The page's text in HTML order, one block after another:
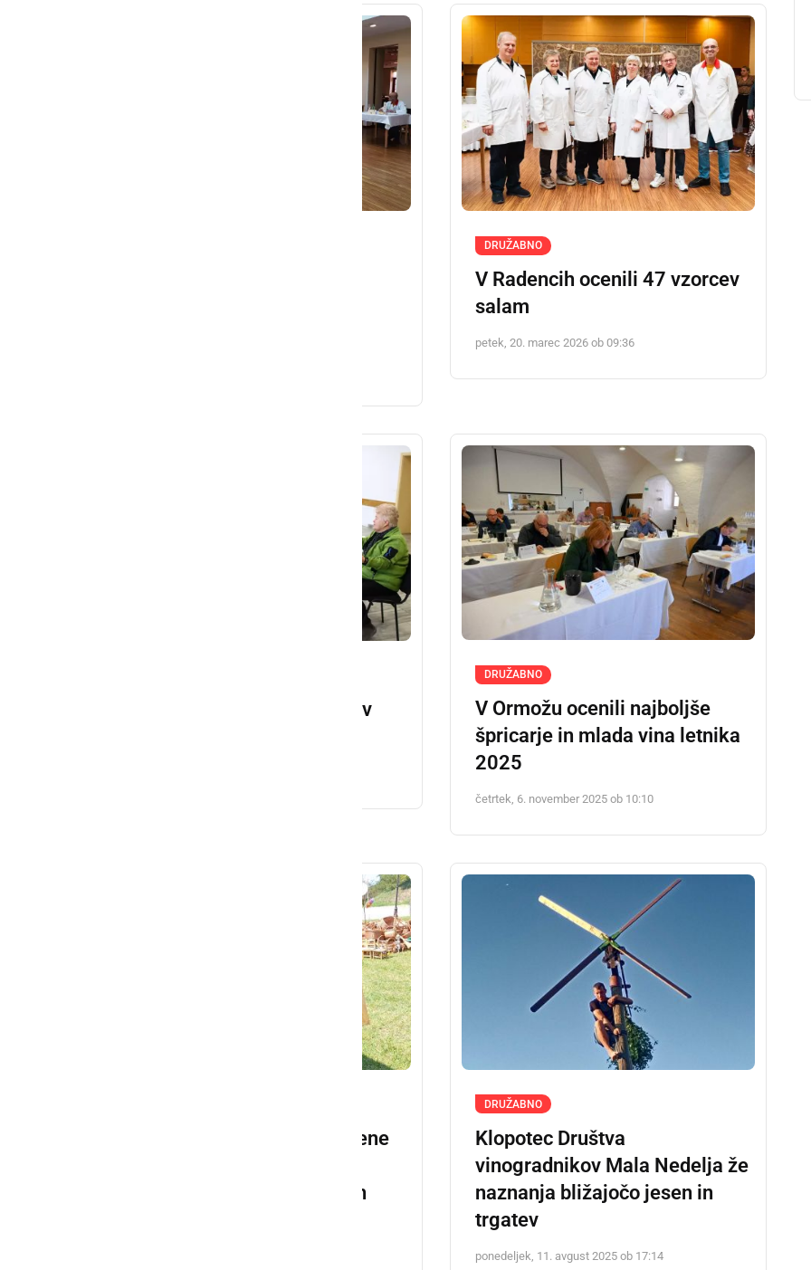
DRUŽABNO
V Radencih ocenili 47 vzorcev
salam
petek, 20. marec 2026 ob 09:36
Na Kogu ocenili 32 vzorcev
DRUŽABNO
V Ormožu ocenili najboljše
špricarje in mlada vina letnika
2025
četrtek, 6. november 2025 ob 10:10
Podelili diplome za dosežene
ocenjevanja vin iz Srednjih
DRUŽABNO
Klopotec Društva
vinogradnikov Mala Nedelja že
naznanja bližajočo jesen in
trgatev
ponedeljek, 11. avgust 2025 ob 17:14